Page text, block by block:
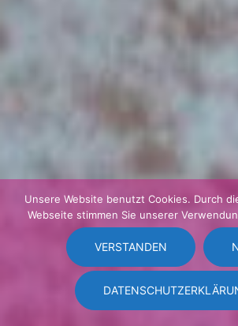
Unsere Website benutzt Cookies. Durch
Webseite stimmen Sie unserer
VERSTANDEN